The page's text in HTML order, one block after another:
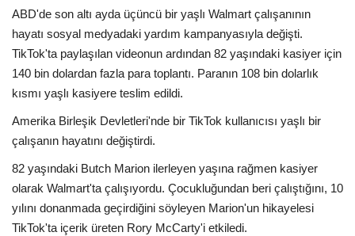
Teknoloji Kurumu
Teknoloji
Yazılım Dilleri
Makaleler
Programlar
Yazılımlar
ABD'de son altı ayda üçüncü bir yaşlı Walmart çalışanının
hayatı sosyal medyadaki yardım kampanyasıyla değişti.
TikTok'ta paylaşılan videonun ardından 82 yaşındaki kasiyer için
140 bin dolardan fazla para toplantı. Paranın 108 bin dolarlık
kısmı yaşlı kasiyere teslim edildi.
Amerika Birleşik Devletleri'nde bir TikTok kullanıcısı yaşlı bir
çalışanın hayatını değiştirdi.
82 yaşındaki Butch Marion ilerleyen yaşına rağmen kasiyer
olarak Walmart'ta çalışıyordu. Çocukluğundan beri çalıştığını, 10
yılını donanmada geçirdiğini söyleyen Marion'un hikayelesi
TikTok'ta içerik üreten Rory McCarty'i etkiledi.